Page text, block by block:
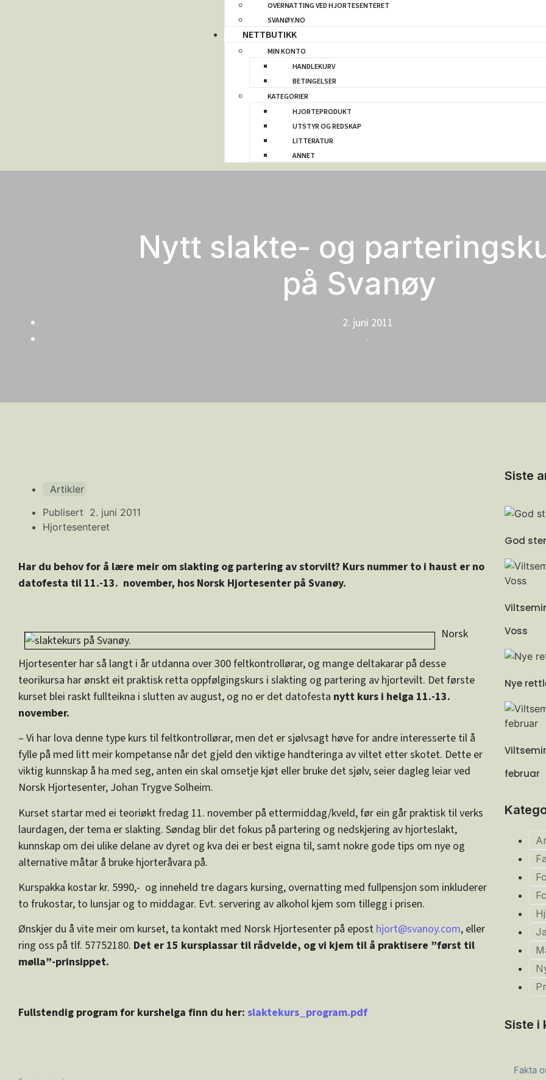
OVERNATTING VED HJORTESENTERET
SVANØY.NO
NETTBUTIKK
MIN KONTO
HANDLEKURV
BETINGELSER
KATEGORIER
HJORTEPRODUKT
UTSTYR OG REDSKAP
LITTERATUR
ANNET
Nytt slakte- og
på Svanøy
2. juni 2011
-
Artikler
Publisert 2. juni 2011
Hjortesenteret
Har du behov for å lære meir om slakting og partering av storvilt? Kurs nummer to i haust er no
datofesta til 11.-13. november, hos Norsk Hjortesenter på Svanøy.
Norsk
Hjortesenter har så langt i år utdanna over 300 feltkontrollørar, og mange deltakarar på desse
teorikursa har ønskt eit praktisk retta oppfølgingskurs i slakting og partering av hjortevilt. Det første
kurset blei raskt fullteikna i slutten av august, og no er det datofesta nytt kurs i helga 11.-13.
november.
– Vi har lova denne type kurs til feltkontrollørar, men det er sjølvsagt høve for andre interesserte til å
fylle på med litt meir kompetanse når det gjeld den viktige handteringa av viltet etter skotet. Dette er
viktig kunnskap å ha med seg, anten ein skal omsetje kjøt eller bruke det sjølv, seier dagleg leiar ved
Norsk Hjortesenter, Johan Trygve Solheim.
Kurset startar med ei teoriøkt fredag 11. november på ettermiddag/kveld, før ein går praktisk til verks
laurdagen, der tema er slakting. Søndag blir det fokus på partering og nedskjering av hjorteslakt,
kunnskap om dei ulike delane av dyret og kva dei er best eigna til, samt nokre gode tips om nye og
alternative måtar å bruke hjorteråvara på.
Kurspakka kostar kr. 5990,- og inneheld tre dagars kursing, overnatting med fullpensjon som inkluderer
to frukostar, to lunsjar og to middagar. Evt. servering av alkohol kjem som tillegg i prisen.
Ønskjer du å vite meir om kurset, ta kontakt med Norsk Hjortesenter på epost hjort@svanoy.com, eller
ring oss på tlf. 57752180. Det er 15 kursplassar til rådvelde, og vi kjem til å praktisere ”først til
mølla”-prinsippet.
Fullstendig program for kurshelga finn du her: slaktekurs_program.pdf
Siste
God
Voss
Nye
februar
Siste i
Fakta